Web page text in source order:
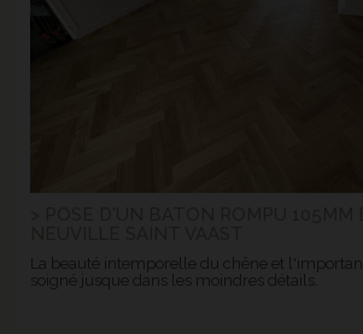
La beauté intemporelle du chêne et
soigné jusque dans les moindres détails.